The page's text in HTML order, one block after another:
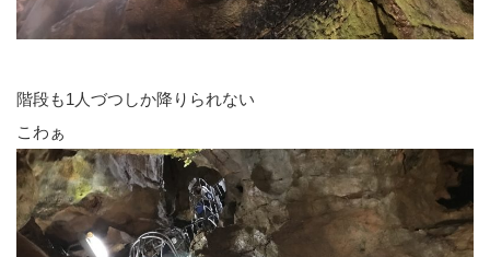
階段も1人づつしか降りられない
こわぁ